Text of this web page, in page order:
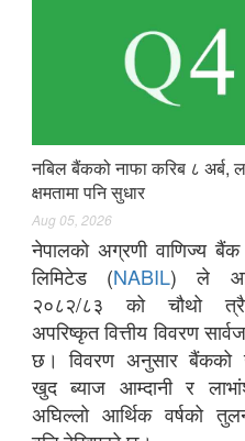
नबिल बैंकको नाफा करिब ८ अर्ब,
क्षमतामा पनि सुधार
Aug 05, 2026
नेपालको अग्रणी वाणिज्य
लिमिटेड (NABIL) ले
२०८२/८३ को चौथो
अपरिष्कृत वित्तीय विवरण
छ। विवरण अनुसार बैंकको
खुद ब्याज आम्दानी र
अघिल्लो आर्थिक वर्षको